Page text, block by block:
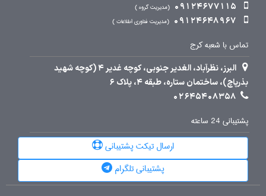
09124677115
مدیریت گروه
09124648967 مدیریت فناوری اطلاعات
تماس با شعبه کرج
البرز، نظرآباد، الغدیر جنوبی، کوچه غدیر 4 (کوچه شهید
بذرپاچ)، ساختمان ستاره، طبقه 4، پلاک 6
02645408358
پشتیبانی 24 ساعته
ارسال تیکت پشتیبانی
پشتیبانی تلگرام